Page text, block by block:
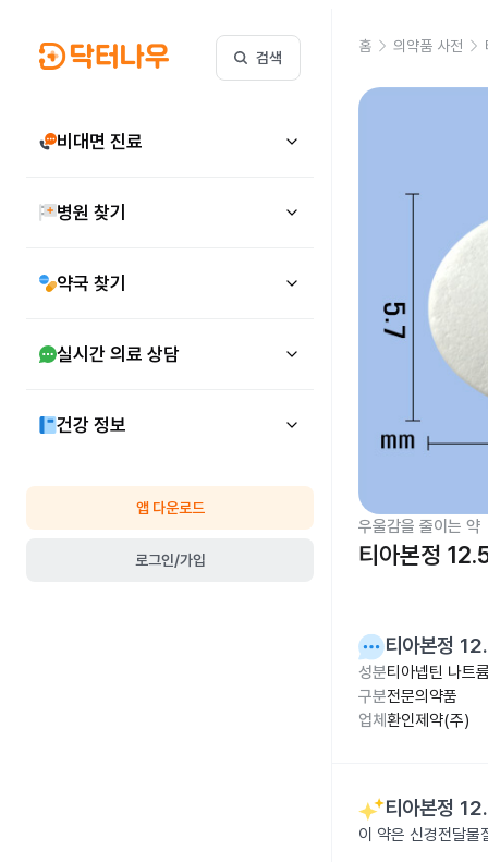
검색
비대면 진료
병원 찾기
약국 찾기
실시간 의료 상담
건강 정보
앱 다운로드
로그인/가입
홈 의약품 사전
우울감을 줄이는 약
티아본정
티아본정
성분티아넵틴 나트
구분전문의약품
업체 환인제약(주)
티아본정
이 약은 신경전달물